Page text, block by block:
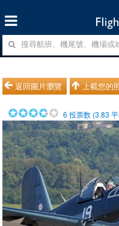
返回圖片瀏覽 上載您的
6 投票数 (3.83